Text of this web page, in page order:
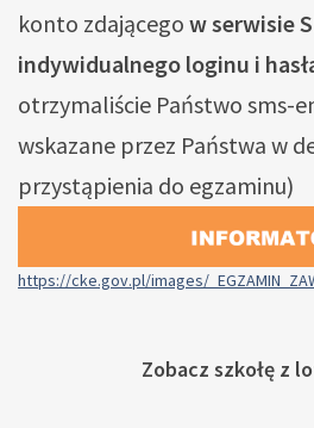
konto zdającego w serwisie
indywidualnego loginu i
otrzymaliście Państwo sms-
wskazane przez Państwa w
przystąpienia do egzaminu)
https://cke.gov.pl/images/
Zobacz szkołę z